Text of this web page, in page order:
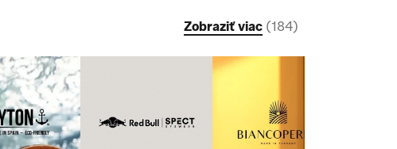
Zobraziť viac (184)